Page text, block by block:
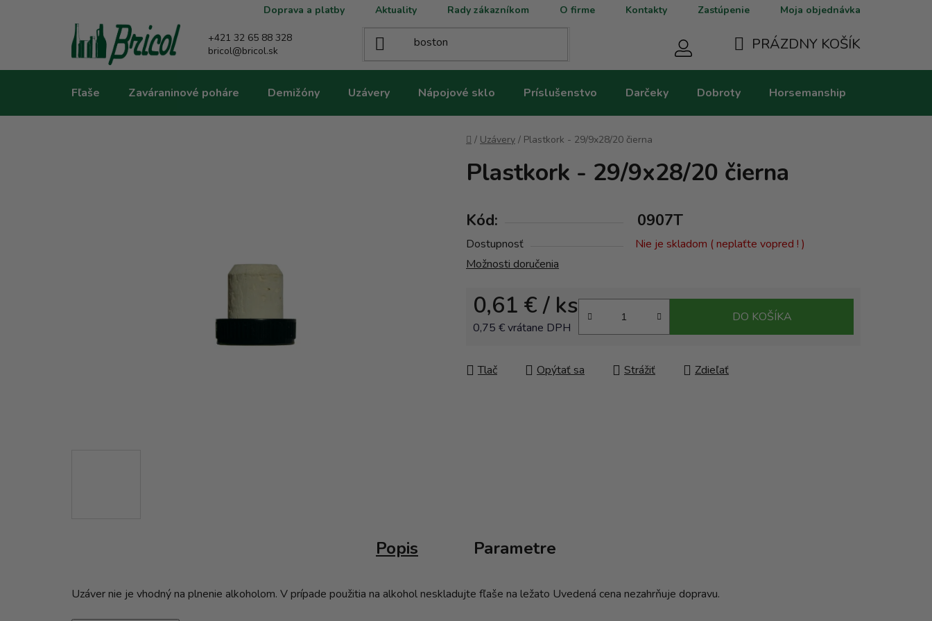
Doprava a platby Aktuality Rady zákazníkom O firme Kontakty Zastúpenie Moja objednávka
+421 32 65 88 328
bricol@bricol.sk
KOŠÍK
PRÁZDNY KOŠÍK
Fľaše Zaváraninové poháre Demižóny Uzávery Nápojové sklo Príslušenstvo Darčeky Dobroty Horsemanship
Domov
/ Uzávery / Plastkork - 29/9x28/20 čierna
Plastkork - 29/9x28/20 čierna
Kód: 0907T
Dostupnosť
Nie je skladom ( neplaťte vopred ! )
Možnosti doručenia
0,61 €/ ks
0,75 € vrátane DPH
DO KOŠÍKA
Tlač Opýtať sa Strážiť Zdieľať
Popis Parametre
Uzáver nie je vhodný na plnenie alkoholom. V prípade použitia na alkohol neskladujte fľaše na ležato Uvedená cena nezahrňuje dopravu.